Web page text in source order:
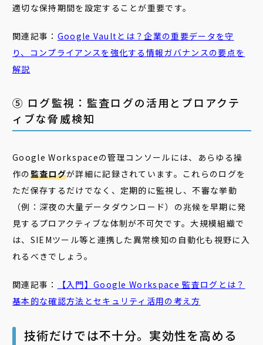
適切な保持期間を設定することが重要です。
関連記事： Google Vaultとは？企業の重要データを守
り、コンプライアンスを強化する情報ガバナンスの要点を
解説
⑤ ログ監視：監査ログの活用とプロアクテ
ィブな脅威検知
Google Workspaceの管理コンソールには、あらゆる操
作の監査ログが詳細に記録されています。これらのログを
ただ保存するだけでなく、定期的に監視し、不審な挙動
（例：深夜の大量データダウンロード）の兆候を早期に発
見するプロアクティブな体制が不可欠です。大規模組織で
は、SIEMツール等と連携した異常検知の自動化も視野に入
れるべきでしょう。
関連記事：
【入門】Google Workspace 監査ログとは？
基本的な確認方法とセキュリティ活用の考え方
技術だけでは不十分。実効性を高める